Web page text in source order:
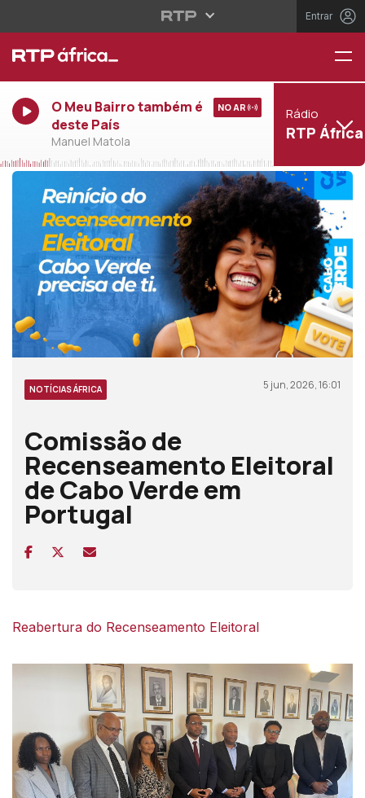
Entrar
O Meu Bairro também é
deste País
Manuel Matola
NO AR Rádio
RTP África
NOTÍCIAS ÁFRICA 5 jun, 2026, 16:01
Comissão de
Recenseamento Eleitoral
de Cabo Verde em
Portugal
Reabertura do Recenseamento Eleitoral